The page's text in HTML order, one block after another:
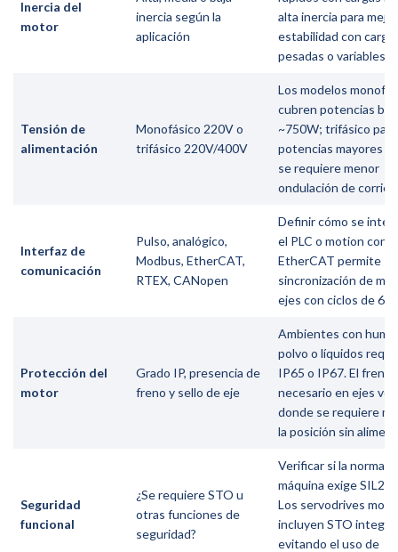
Inercia del
motor
inercia según la
aplicación
alta inercia para mejor
estabilidad con
pesadas o variables
Tensión de
alimentación
Monofásico 220V o
trifásico 220V/400V
Los modelos
cubren potencias
~750W; trifásico para
potencias mayores o
se requiere menor
ondulación de
Interfaz de
comunicación
Pulso, analógico,
Modbus, EtherCAT,
RTEX, CANopen
Definir cómo se
el PLC o motion
EtherCAT permite
sincronización de
ejes con ciclos de
Protección del
motor
Grado IP, presencia de
freno y sello de eje
Ambientes con
polvo o líquidos
IP65 o IP67. El freno
necesario en ejes
donde se requiere
la posición sin
Seguridad
funcional
¿Se requiere STO u
otras funciones de
seguridad?
Verificar si la
máquina exige SIL2 o
Los servodrives
incluyen STO
evitando el uso de